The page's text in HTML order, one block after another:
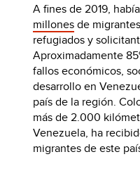
A fines de 2019,
millonesde
refugiados y
Aproximadamente
fallos económicos,
desarrollo en
país de la región.
más de 2.000
Venezuela, ha
migrantes de este